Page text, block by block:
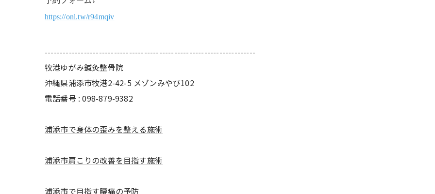
https://onl.tw/r94mqiv
----------------------------------------------------------------------
牧港ゆがみ鍼灸整骨院
沖縄県浦添市牧港2-42-5 メゾンみやび102
電話番号 : 098-879-9382
浦添市で身体の歪みを整える施術
浦添市肩こりの改善を目指す施術
浦添市で目指す腰痛の予防